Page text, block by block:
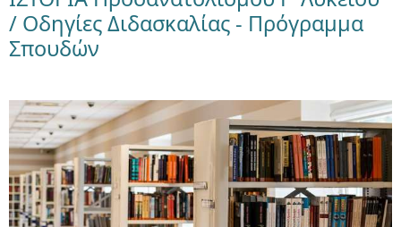
/ Οδηγίες Διδασκαλίας - Πρόγραμμα
Σπουδών